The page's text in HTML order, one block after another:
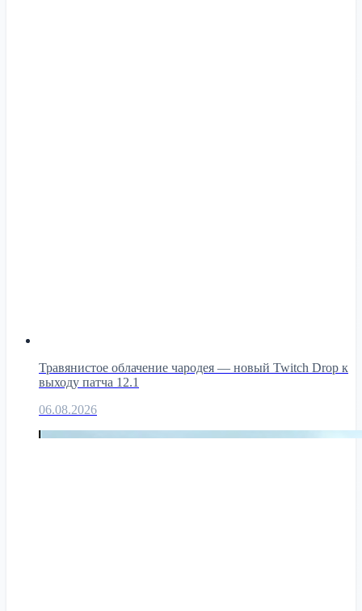
Травянистое облачение чародея — новый Twitch Drop к
выходу патча 12.1
06.08.2026